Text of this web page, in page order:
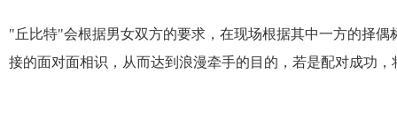
" 丘比特"会根据男女双方的要求，在现场根据其中一方的择
接的面对面相识，从而达到浪漫牵手的目的，若是配对成功